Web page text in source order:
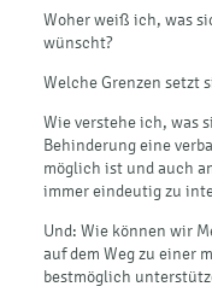
Woher weiß ich, was
wünscht?
Welche Grenzen setzt
Wie verstehe ich, was
Behinderung eine
möglich ist und auch
immer eindeutig zu
Und: Wie können wir
auf dem Weg zu einer
bestmöglich